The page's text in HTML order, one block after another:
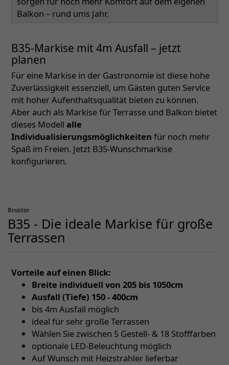
Balkon – rund ums Jahr.
B35-Markise mit 4m Ausfall – jetzt
planen
Für eine Markise in der Gastronomie ist diese hohe
Zuverlässigkeit essenziell, um Gästen guten Service
mit hoher Aufenthaltsqualität bieten zu können.
Aber auch als Markise für Terrasse und Balkon bietet
dieses Modell alle
Individualisierungsmöglichkeiten für noch mehr
Spaß im Freien. Jetzt B35-Wunschmarkise
konfigurieren.
Brustor
B35 - Die ideale Markise für große
Terrassen
Vorteile auf einen Blick:
Breite individuell von 205 bis 1050cm
Ausfall (Tiefe) 150 - 400cm
bis 4m Ausfall möglich
ideal für sehr große Terrassen
Wählen Sie zwischen 5 Gestell- & 18 Stofffarben
optionale LED-Beleuchtung möglich
Auf Wunsch mit Heizstrahler lieferbar